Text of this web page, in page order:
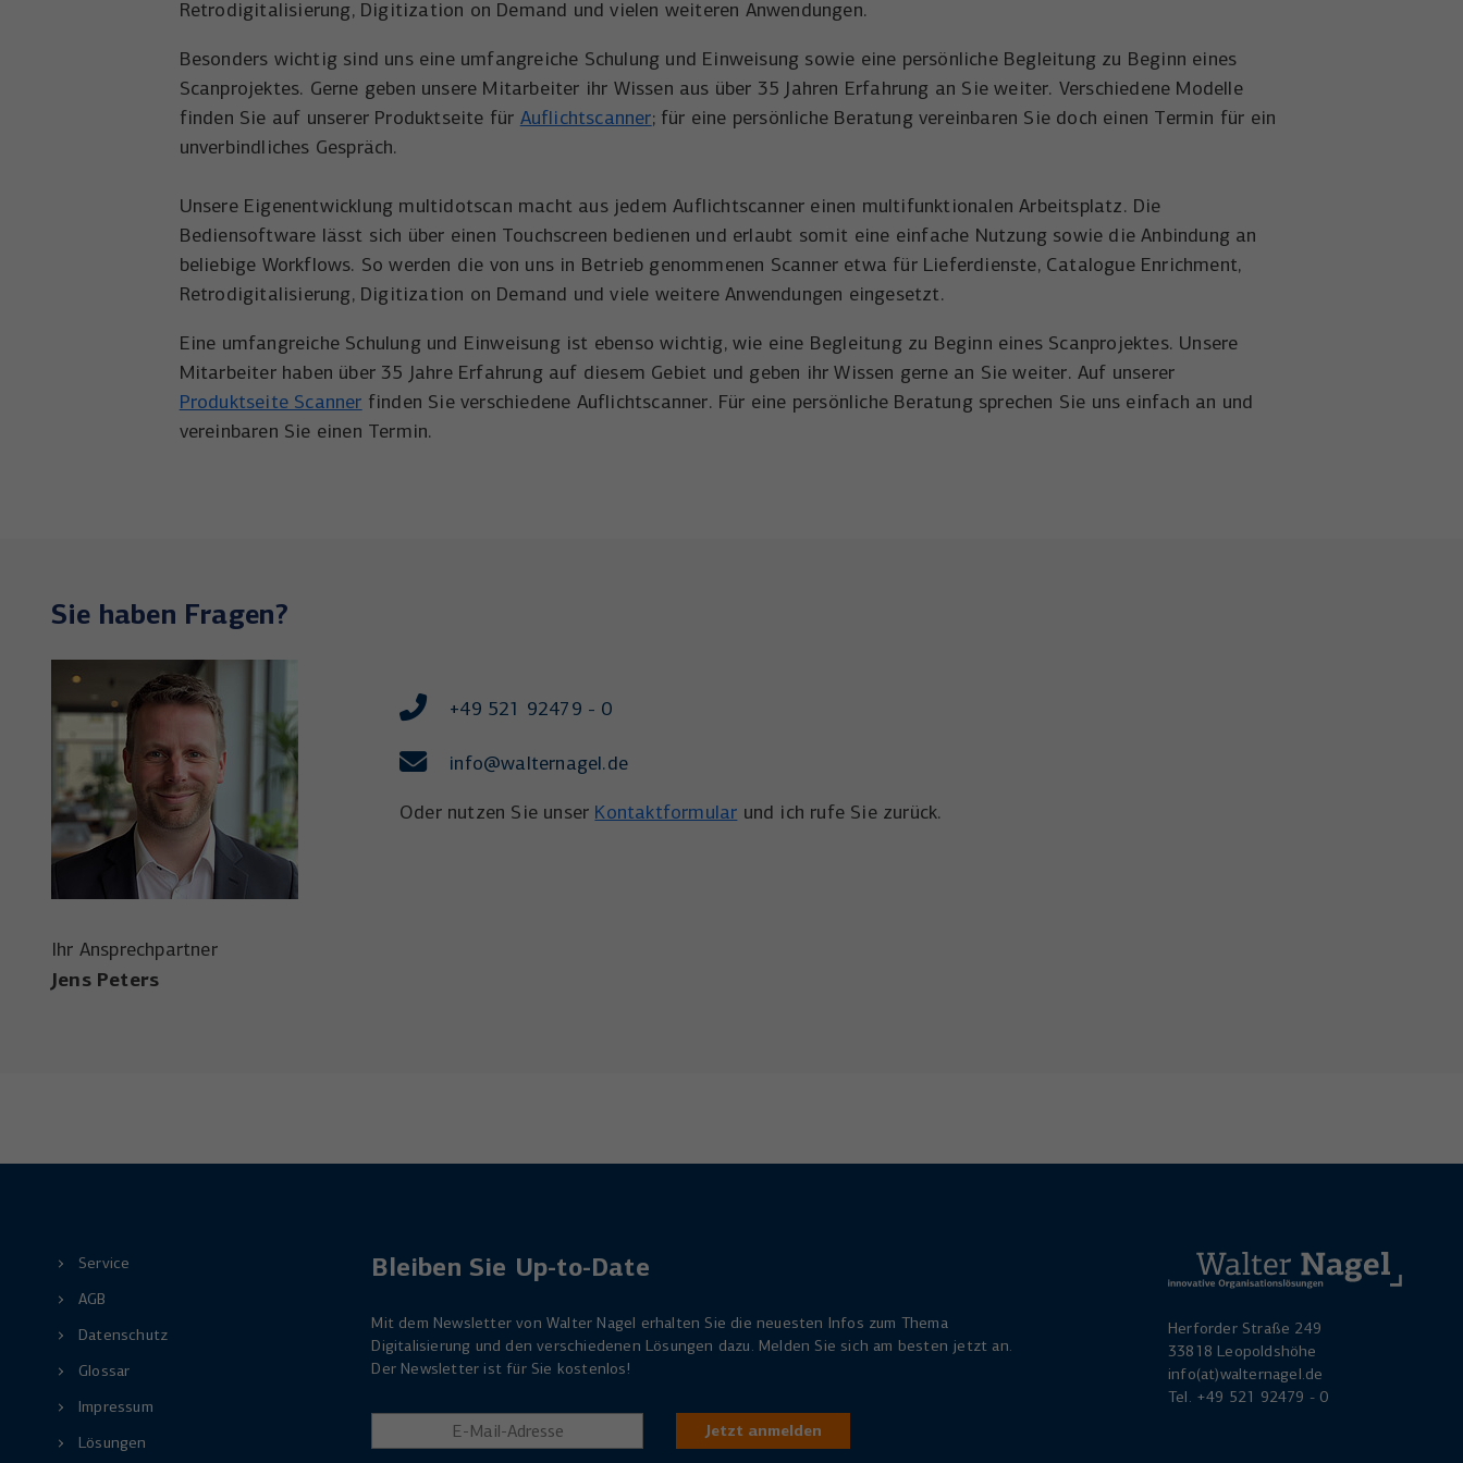
Retrodigitalisierung, Digitization on Demand und vielen weiteren Anwendungen.
Besonders wichtig sind uns eine umfangreiche Schulung und Einweisung sowie eine persönliche Begleitung zu Beginn eines
Scanprojektes. Gerne geben unsere Mitarbeiter ihr Wissen aus über 35 Jahren Erfahrung an Sie weiter. Verschiedene Modelle
finden Sie auf unserer Produktseite für Auflichtscanner; für eine persönliche Beratung vereinbaren Sie doch einen Termin für ein
unverbindliches Gespräch.
Unsere Eigenentwicklung multidotscan macht aus jedem Auflichtscanner einen multifunktionalen Arbeitsplatz. Die
Bediensoftware lässt sich über einen Touchscreen bedienen und erlaubt somit eine einfache Nutzung sowie die Anbindung an
beliebige Workflows. So werden die von uns in Betrieb genommenen Scanner etwa für Lieferdienste, Catalogue Enrichment,
Retrodigitalisierung, Digitization on Demand und viele weitere Anwendungen eingesetzt.
Eine umfangreiche Schulung und Einweisung ist ebenso wichtig, wie eine Begleitung zu Beginn eines Scanprojektes. Unsere
Mitarbeiter haben über 35 Jahre Erfahrung auf diesem Gebiet und geben ihr Wissen gerne an Sie weiter. Auf unserer
Produktseite Scanner finden Sie verschiedene Auflichtscanner. Für eine persönliche Beratung sprechen Sie uns einfach an und
vereinbaren Sie einen Termin.
Sie haben Fragen?
Ihr Ansprechpartner
Jens Peters
+49 521 92479 - 0
info@walternagel.de
Oder nutzen Sie unser Kontaktformular und ich rufe Sie zurück.
Service
AGB
Datenschutz
Glossar
Impressum
Lösungen
Bleiben Sie Up-to-Date
Mit dem Newsletter von Walter Nagel erhalten Sie die neuesten Infos zum Thema
Digitalisierung und den verschiedenen Lösungen dazu. Melden Sie sich am besten jetzt an.
Der Newsletter ist für Sie kostenlos!
Jetzt anmelden
Herforder Straße 249
33818 Leopoldshöhe
info(at)walternagel.de
Tel. +49 521 92479 - 0
Laufzeit 1 Tag
Zweck
Wird von Microsoft Bing Ads verwendet um
Nutzer über Webseiten hinweg zu verfolgen.
Zweck
Wird verwendet, um YouTube-Inhalte zu